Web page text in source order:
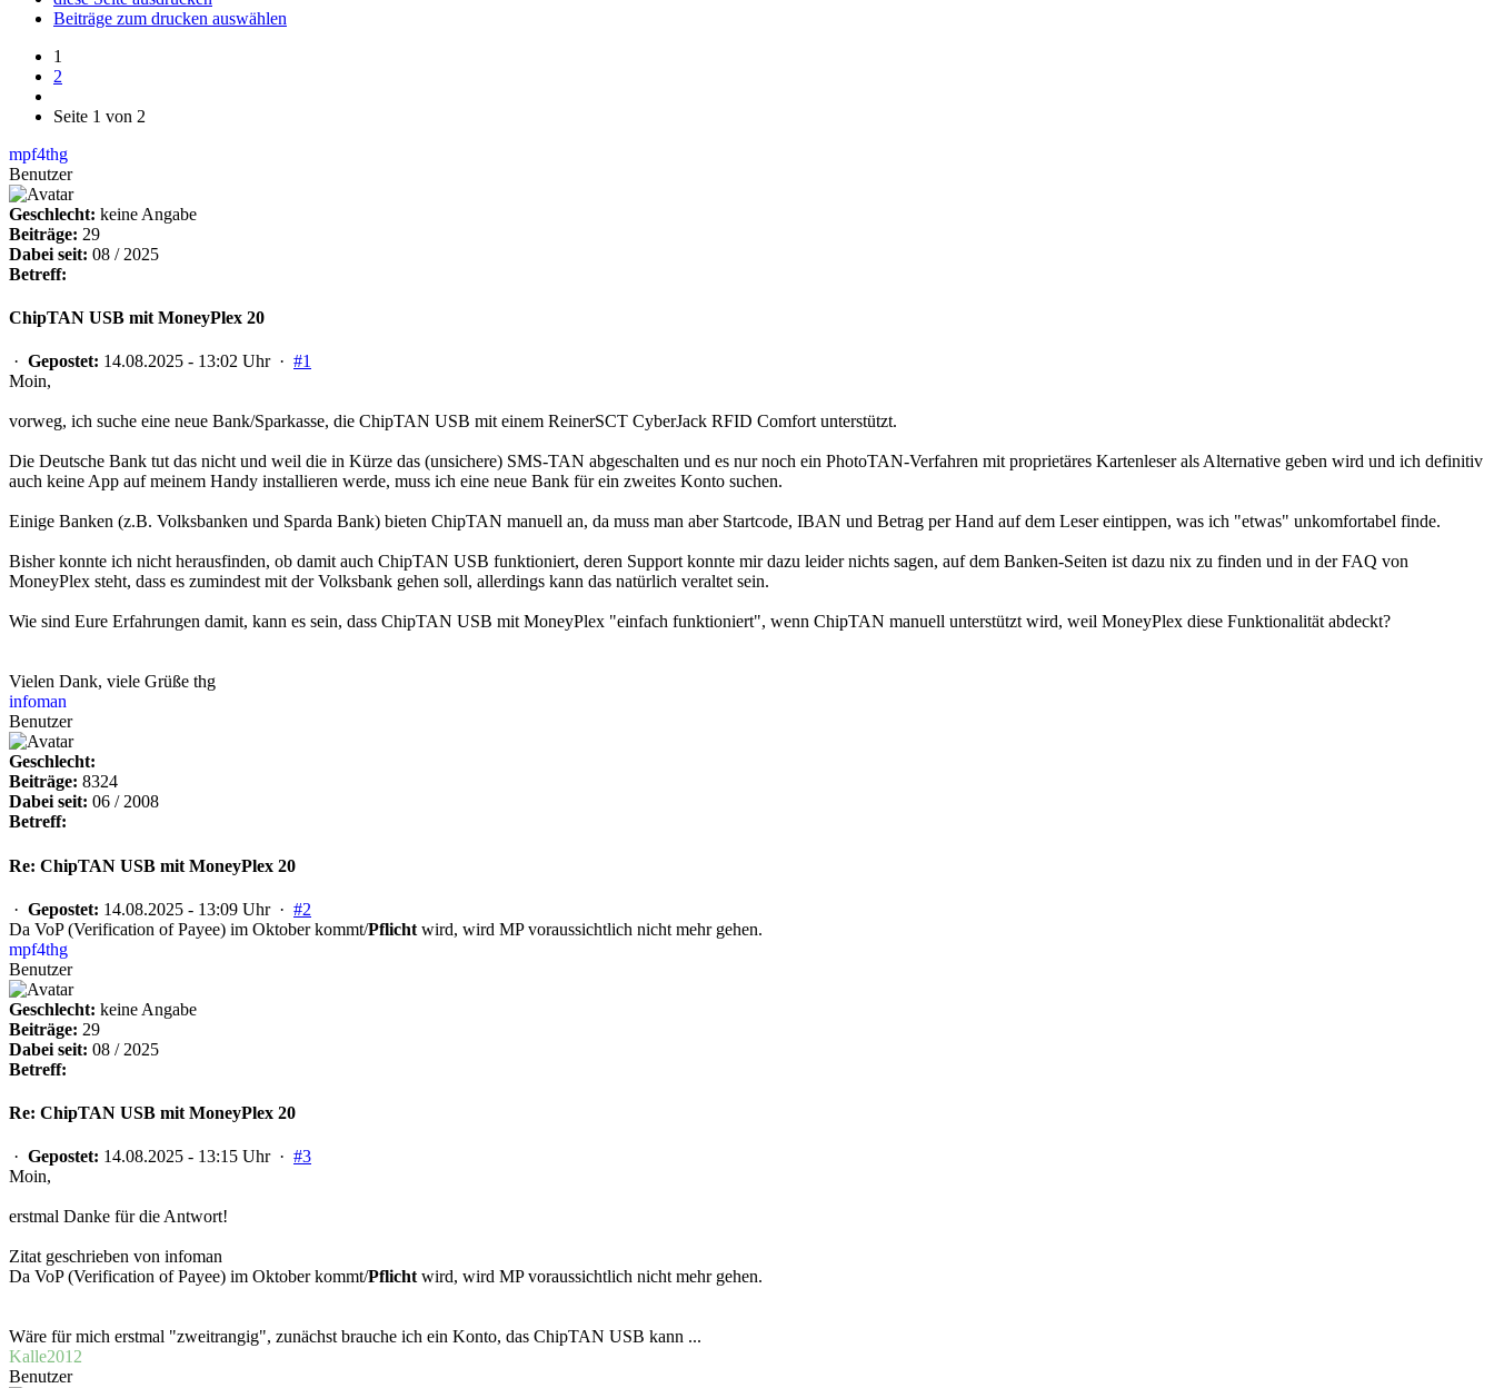
Beiträge zum drucken auswählen
1
2
Seite 1 von 2
mpf4thg
Benutzer
Geschlecht: keine Angabe
Beiträge: 29
Dabei seit: 08 / 2025
Betreff:
ChipTAN USB mit MoneyPlex 20
· Gepostet: 14.08.2025 - 13:02 Uhr · #1
Moin,
vorweg, ich suche eine neue Bank/Sparkasse, die ChipTAN USB mit einem ReinerSCT CyberJack RFID Comfort unterstützt.
Die Deutsche Bank tut das nicht und weil die in Kürze das (unsichere) SMS-TAN abgeschalten und es nur noch ein PhotoTAN-Verfahren mit proprietäres Kartenleser als Alternative geben wird und ich definitiv
auch keine App auf meinem Handy installieren werde, muss ich eine neue Bank für ein zweites Konto suchen.
Einige Banken (z.B. Volksbanken und Sparda Bank) bieten ChipTAN manuell an, da muss man aber Startcode, IBAN und Betrag per Hand auf dem Leser eintippen, was ich "etwas" unkomfortabel finde.
Bisher konnte ich nicht herausfinden, ob damit auch ChipTAN USB funktioniert, deren Support konnte mir dazu leider nichts sagen, auf dem Banken-Seiten ist dazu nix zu finden und in der FAQ von
MoneyPlex steht, dass es zumindest mit der Volksbank gehen soll, allerdings kann das natürlich veraltet sein.
Wie sind Eure Erfahrungen damit, kann es sein, dass ChipTAN USB mit MoneyPlex "einfach funktioniert", wenn ChipTAN manuell unterstützt wird, weil MoneyPlex diese Funktionalität abdeckt?
Vielen Dank, viele Grüße thg
infoman
Benutzer
Geschlecht:
Beiträge: 8324
Dabei seit: 06 / 2008
Betreff:
Re: ChipTAN USB mit MoneyPlex 20
· Gepostet: 14.08.2025 - 13:09 Uhr · #2
Da VoP (Verification of Payee) im Oktober kommt/Pflicht wird, wird MP voraussichtlich nicht mehr gehen.
mpf4thg
Benutzer
Geschlecht: keine Angabe
Beiträge: 29
Dabei seit: 08 / 2025
Betreff:
Re: ChipTAN USB mit MoneyPlex 20
· Gepostet: 14.08.2025 - 13:15 Uhr · #3
Moin,
erstmal Danke für die Antwort!
Zitat geschrieben von infoman
Da VoP (Verification of Payee) im Oktober kommt/Pflichtwird, wird MP voraussichtlich nicht mehr gehen.
Wäre für mich erstmal "zweitrangig", zunächst brauche ich ein Konto, das ChipTAN USB kann ...
Kalle2012
Benutzer